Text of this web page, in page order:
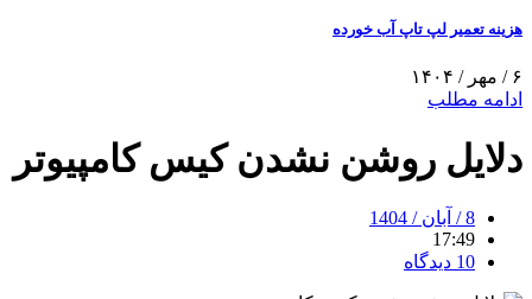
هزینه تعمیر لپ تاپ آب خورده
۶ / مهر / ۱۴۰۴
ادامه مطلب
دلایل روشن نشدن کیس کامپیوتر
8 / آبان / 1404
17:49
10 دیدگاه